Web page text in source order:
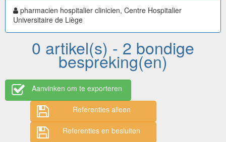
pharmacien hospitalier clinicien, Centre Hospitalier
Universitaire de Liège
0 artikel(s) - 2 bondige
bespreking(en)
Aanvinken om te exporteren
Referenties alleen
Referenties en besluiten